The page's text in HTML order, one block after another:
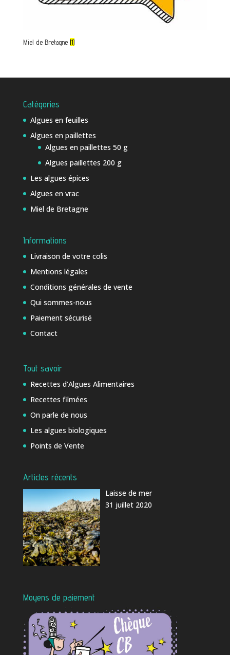
Miel de Bretagne (1)
Catégories
Algues en feuilles
Algues en paillettes
Algues en paillettes 50 g
Algues paillettes 200 g
Les algues épices
Algues en vrac
Miel de Bretagne
Informations
Livraison de votre colis
Mentions légales
Conditions générales de vente
Qui sommes-nous
Paiement sécurisé
Contact
Tout savoir
Recettes d’Algues Alimentaires
Recettes filmées
On parle de nous
Les algues biologiques
Points de Vente
Articles récents
Laisse de mer
31 juillet 2020
Moyens de paiement